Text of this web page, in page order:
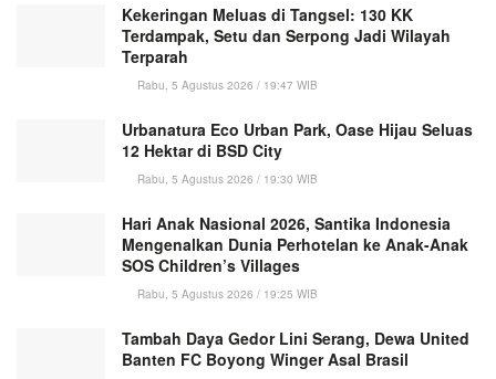
Kekeringan Meluas di Tangsel: 130 KK
Terdampak, Setu dan Serpong Jadi Wilayah
Terparah
Rabu, 5 Agustus 2026 / 19:47 WIB
Urbanatura Eco Urban Park, Oase Hijau Seluas
12 Hektar di BSD City
Rabu, 5 Agustus 2026 / 19:30 WIB
Hari Anak Nasional 2026, Santika Indonesia
Mengenalkan Dunia Perhotelan ke Anak-Anak
SOS Children’s Villages
Rabu, 5 Agustus 2026 / 19:25 WIB
Tambah Daya Gedor Lini Serang, Dewa United
Banten FC Boyong Winger Asal Brasil